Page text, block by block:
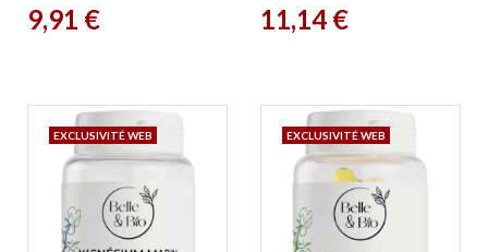
Prix
9,91 €
Belle et Bio
Prix
11,14 €
EXCLUSIVITÉ WEB EXCLUSIVITÉ WEB